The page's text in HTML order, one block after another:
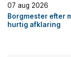
07 aug 2026
Borgmester efter
hurtig afklaring